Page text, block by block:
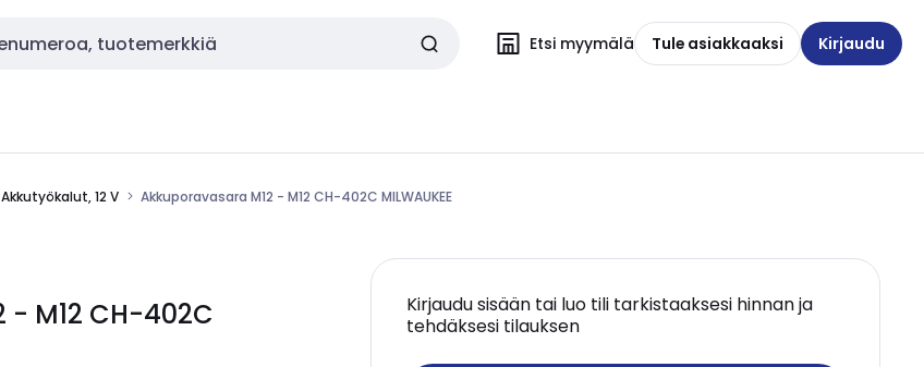
Etsi myymälä Tule asiakkaaksi Kirjaudu
Akkutyökalut, 12 V Akkuporavasara M12 - M12 CH-402C MILWAUKEE
- M12 CH-402C
Kirjaudu sisään tai luo tili tarkistaaksesi hinnan ja
tehdäksesi tilauksen